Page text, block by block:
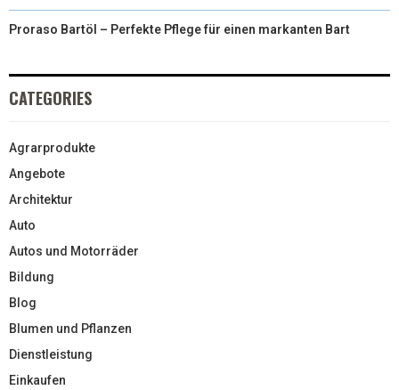
Proraso Bartöl – Perfekte Pflege für einen markanten Bart
CATEGORIES
Agrarprodukte
Angebote
Architektur
Auto
Autos und Motorräder
Bildung
Blog
Blumen und Pflanzen
Dienstleistung
Einkaufen